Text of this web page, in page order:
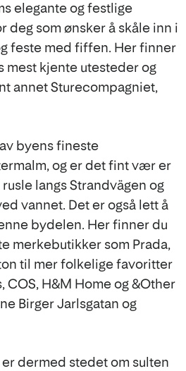
elegante og festlige
deg som ønsker å skåle inn i
feste med fiffen. Her finner
mest kjente utesteder og
annet Sturecompagniet,
byens fineste
og er det fint vær er
langs Strandvägen og
vannet. Det er også lett å
bydelen. Her finner du
merkebutikker som Prada,
til mer folkelige favoritter
COS, H&M Home og &Other
Birger Jarlsgatan og
dermed stedet om sulten